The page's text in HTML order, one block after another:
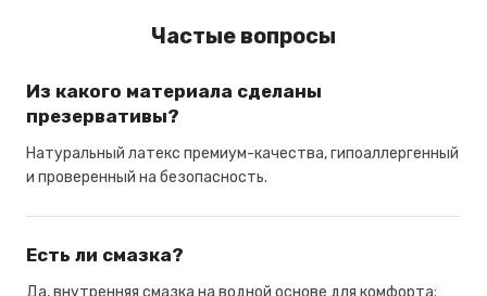
Частые вопросы
Из какого материала сделаны
презервативы?
Натуральный латекс премиум-качества, гипоаллергенный
и проверенный на безопасность.
Есть ли смазка?